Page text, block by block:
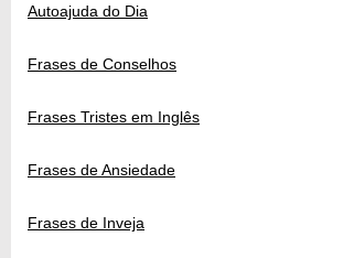
Autoajuda do Dia
Frases de Conselhos
Frases Tristes em Inglês
Frases de Ansiedade
Frases de Inveja